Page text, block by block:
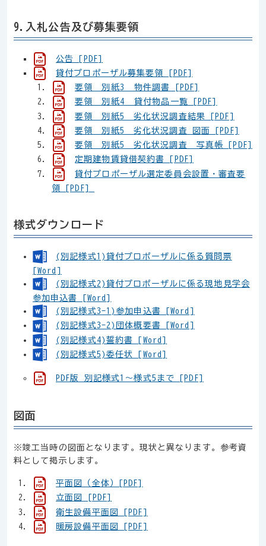
9.入札公告及び募集要領
公告 [PDF]
貸付プロポーザル募集要領 [PDF]
要領 別紙3 物件調書 [PDF]
要領 別紙4 貸付物品一覧 [PDF]
要領 別紙5 劣化状況調査結果 [PDF]
要領 別紙5 劣化状況調査 図面 [PDF]
要領 別紙5 劣化状況調査 写真帳 [PDF]
定期建物賃貸借契約書 [PDF]
貸付プロポーザル選定委員会設置・審査要
領 [PDF]
様式ダウンロード
(別記様式1)貸付プロポーザルに係る質問票
[Word]
(別記様式2)貸付プロポーザルに係る現地見学会
参加申込書 [Word]
(別記様式3-1)参加申込書 [Word]
(別記様式3-2)団体概要書 [Word]
(別記様式4)誓約書 [Word]
(別記様式5)委任状 [Word]
PDF版 別記様式1～様式5まで [PDF]
図面
※竣工当時の図面となります。現状と異なります。参考資
料として掲示します。
平面図（全体）[PDF]
立面図 [PDF]
衛生設備平面図 [PDF]
暖房設備平面図 [PDF]